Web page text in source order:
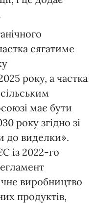
сягатиме
року, а частка
має бути
року згідно зі
до виделки».
із 2022-го
виробництво
продуктів,